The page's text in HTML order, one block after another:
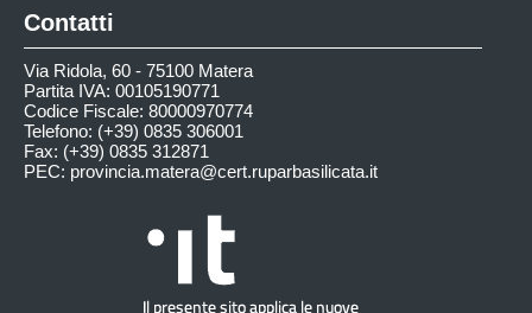
Contatti
Via Ridola, 60 - 75100 Matera
Partita IVA: 00105190771
Codice Fiscale: 80000970774
Telefono: (+39) 0835 306001
Fax: (+39) 0835 312871
PEC: provincia.matera@cert.ruparbasilicata.it